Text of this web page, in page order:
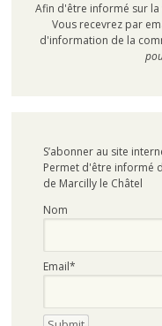
Afin d'être informé sur la
Vous recevrez par
d'information de la
S’abonner au site
Permet d'être informé
de Marcilly le Châtel
Nom
Email*